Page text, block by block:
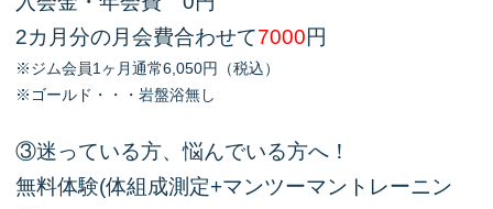
2カ月分の月会費合わせて7000円
※ジム会員1ヶ月通常6,050円（税込）
※ゴールド・・・岩盤浴無し
③迷っている方、悩んでいる方へ！
無料体験(体組成測定+マンツーマントレーニン